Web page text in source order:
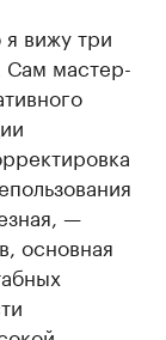
вижу три
Сам мастер-
—
основная